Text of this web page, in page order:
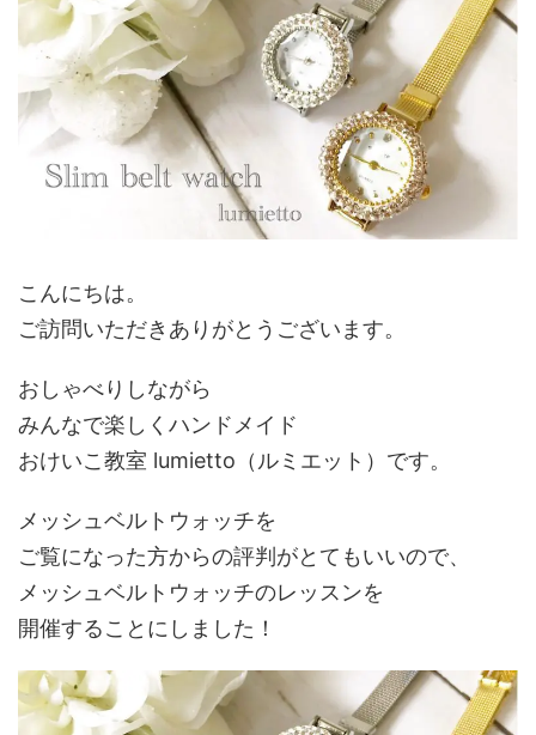
こんにちは。
ご訪問いただきありがとうございます。
おしゃべりしながら
みんなで楽しくハンドメイド
おけいこ教室 lumietto（ルミエット）です。
メッシュベルトウォッチを
ご覧になった方からの評判がとてもいいので、
メッシュベルトウォッチのレッスンを
開催することにしました！